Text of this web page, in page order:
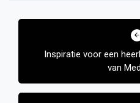
Bericht
Inspiratie voor een
van